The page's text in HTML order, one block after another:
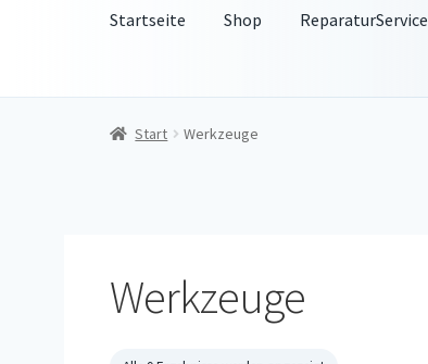
Startseite Shop ReparaturService
Start Werkzeuge
Werkzeuge